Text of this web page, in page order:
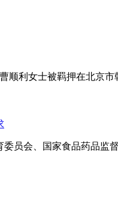
顺利女士被羁押在北京
员会、国家食品药品